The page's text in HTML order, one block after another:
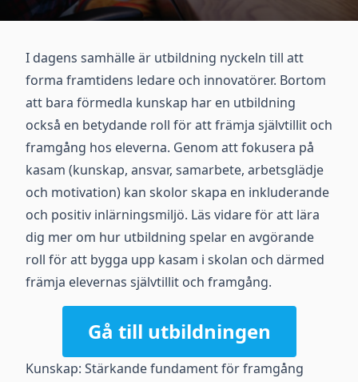
I dagens samhälle är utbildning nyckeln till att
forma framtidens ledare och innovatörer. Bortom
att bara förmedla kunskap har en utbildning
också en betydande roll för att främja självtillit och
framgång hos eleverna. Genom att fokusera på
kasam (kunskap, ansvar, samarbete, arbetsglädje
och motivation) kan skolor skapa en inkluderande
och positiv inlärningsmiljö. Läs vidare för att lära
dig mer om hur utbildning spelar en avgörande
roll för att bygga upp kasam i skolan och därmed
främja elevernas självtillit och framgång.
Gå till utbildningen
Kunskap: Stärkande fundament för framgång